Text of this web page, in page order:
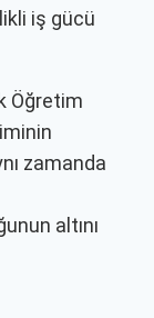
iş gücü
Öğretim
zamanda
altını